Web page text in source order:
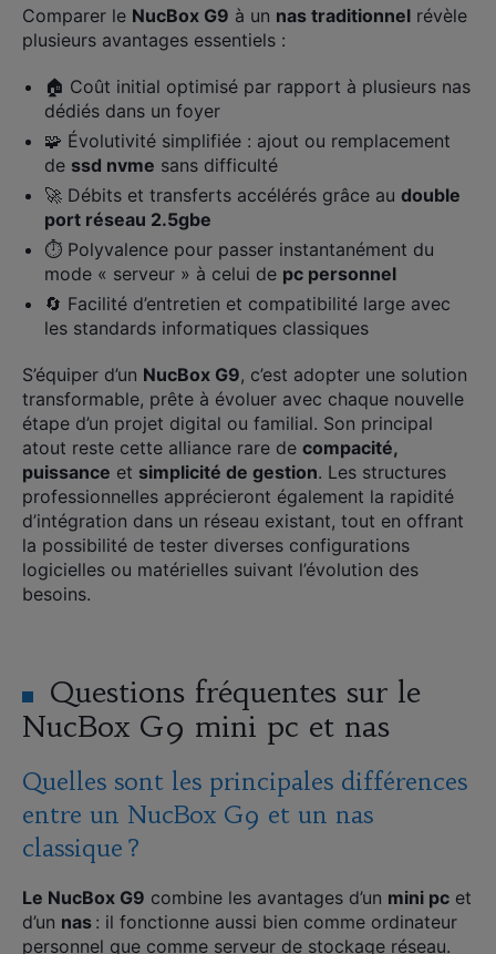
Comparer le NucBox G9 à un nas traditionnel révèle
plusieurs avantages essentiels :
🏠 Coût initial optimisé par rapport à plusieurs nas
dédiés dans un foyer
🧩 Évolutivité simplifiée : ajout ou remplacement
de ssd nvme sans difficulté
🚀 Débits et transferts accélérés grâce au double
port réseau 2.5gbe
⏱️ Polyvalence pour passer instantanément du
mode « serveur » à celui de pc personnel
🔄 Facilité d’entretien et compatibilité large avec
les standards informatiques classiques
S’équiper d’un NucBox G9, c’est adopter une solution
transformable, prête à évoluer avec chaque nouvelle
étape d’un projet digital ou familial. Son principal
atout reste cette alliance rare de compacité,
puissance et simplicité de gestion. Les structures
professionnelles apprécieront également la rapidité
d’intégration dans un réseau existant, tout en offrant
la possibilité de tester diverses configurations
logicielles ou matérielles suivant l’évolution des
besoins.
Questions fréquentes sur le
NucBox G9 mini pc et nas
Quelles sont les principales différences
entre un NucBox G9 et un nas
classique ?
Le NucBox G9 combine les avantages d’un mini pc et
d’un nas : il fonctionne aussi bien comme ordinateur
personnel que comme serveur de stockage réseau.